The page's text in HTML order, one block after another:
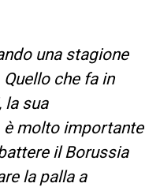
una stagione
che fa in
la sua
è molto importante
il Borussia
la palla a